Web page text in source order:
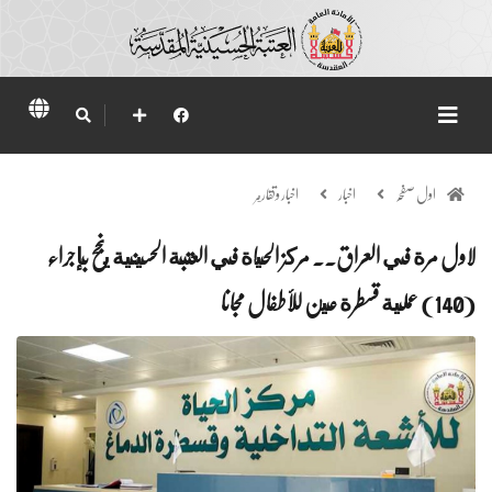
اول صفحہ اخبار اخبار وتقارير
لاول مرة في العراق.. مركز الحياة في العتبة الحسينية ينجح بإجراء
(140) عملية قسطرة عين للأطفال مجانا